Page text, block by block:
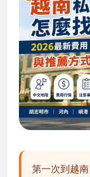
第一次到越